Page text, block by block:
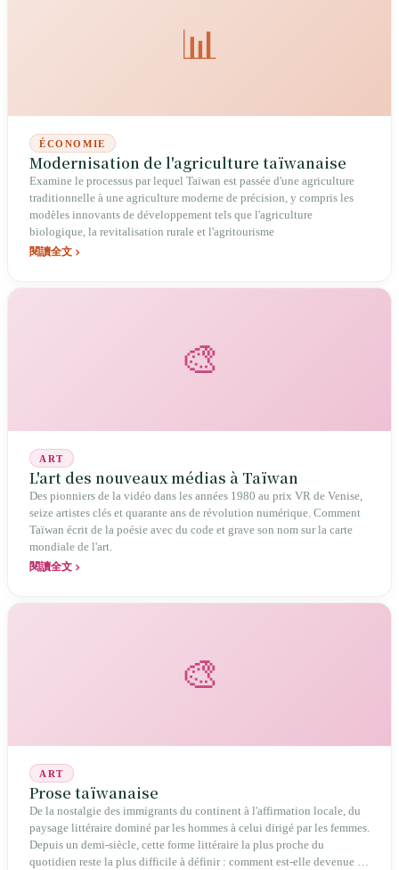
📊
ÉCONOMIE
Modernisation de l'agriculture taïwanaise
Examine le processus par lequel Taïwan est passée d'une agriculture
traditionnelle à une agriculture moderne de précision, y compris les
modèles innovants de développement tels que l'agriculture
biologique, la revitalisation rurale et l'agritourisme
閱讀全文
🎨
ART
L'art des nouveaux médias à Taïwan
Des pionniers de la vidéo dans les années 1980 au prix VR de Venise,
seize artistes clés et quarante ans de révolution numérique. Comment
Taïwan écrit de la poésie avec du code et grave son nom sur la carte
mondiale de l'art.
閱讀全文
🎨
ART
Prose taïwanaise
De la nostalgie des immigrants du continent à l'affirmation locale, du
paysage littéraire dominé par les hommes à celui dirigé par les femmes.
Depuis un demi-siècle, cette forme littéraire la plus proche du
quotidien reste la plus difficile à définir : comment est-elle devenue le